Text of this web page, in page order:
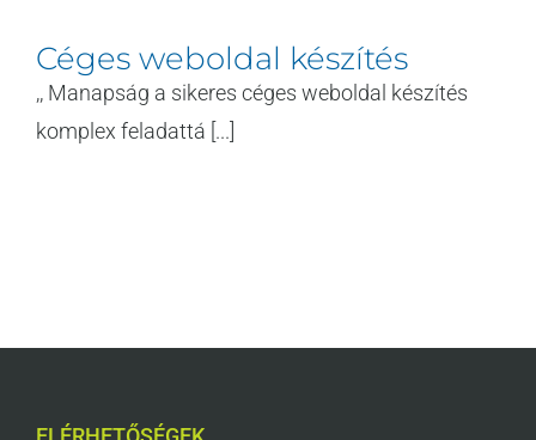
Céges weboldal készítés
,, Manapság a sikeres céges weboldal készítés
komplex feladattá [...]